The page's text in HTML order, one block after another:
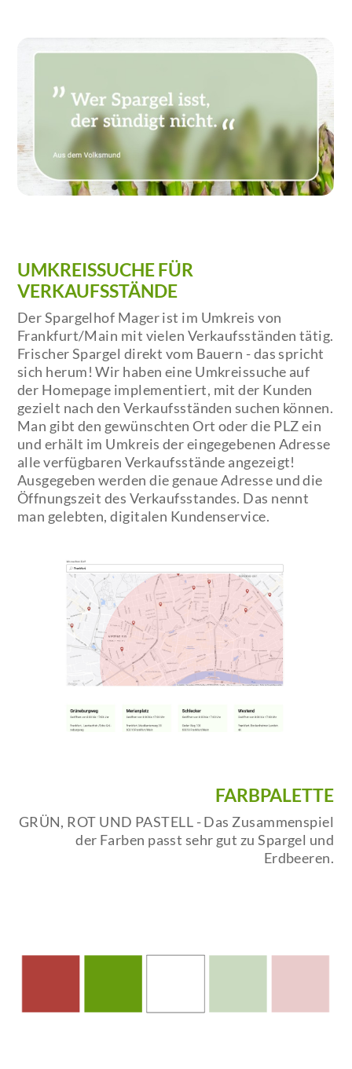
UMKREISSUCHE FÜR
VERKAUFSSTÄNDE
Der Spargelhof Mager ist im Umkreis von
Frankfurt/Main mit vielen Verkaufsständen tätig.
Frischer Spargel direkt vom Bauern - das spricht
sich herum! Wir haben eine Umkreissuche auf
der Homepage implementiert, mit der Kunden
gezielt nach den Verkaufsständen suchen können.
Man gibt den gewünschten Ort oder die PLZ ein
und erhält im Umkreis der eingegebenen Adresse
alle verfügbaren Verkaufsstände angezeigt!
Ausgegeben werden die genaue Adresse und die
Öffnungszeit des Verkaufsstandes. Das nennt
man gelebten, digitalen Kundenservice.
FARBPALETTE
GRÜN, ROT UND PASTELL - Das Zusammenspiel
der Farben passt sehr gut zu Spargel und
Erdbeeren.